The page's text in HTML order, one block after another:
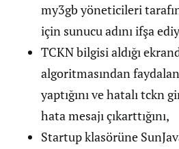
my3gb yöneticileri
için sunucu adını ifşa
TCKN bilgisi aldığı
algoritmasından
yaptığını ve hatalı tckn
hata mesajı çıkarttığını,
Startup klasörüne